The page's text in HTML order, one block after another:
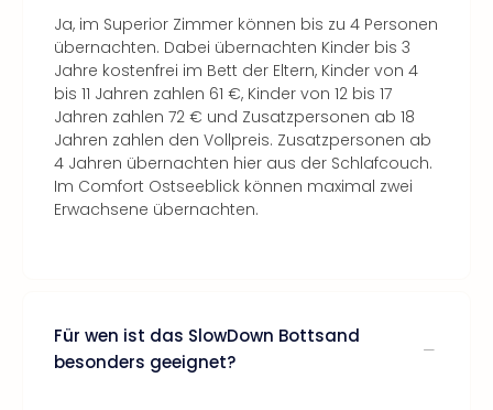
Ja, im Superior Zimmer können bis zu 4 Personen
übernachten. Dabei übernachten Kinder bis 3
Jahre kostenfrei im Bett der Eltern, Kinder von 4
bis 11 Jahren zahlen 61 €, Kinder von 12 bis 17
Jahren zahlen 72 € und Zusatzpersonen ab 18
Jahren zahlen den Vollpreis. Zusatzpersonen ab
4 Jahren übernachten hier aus der Schlafcouch.
Im Comfort Ostseeblick können maximal zwei
Erwachsene übernachten.
Für wen ist das SlowDown Bottsand
besonders geeignet?